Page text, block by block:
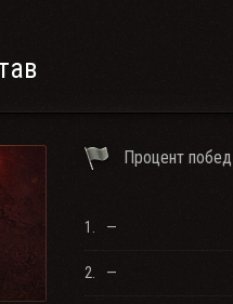
Процент побед
1. —
2. —